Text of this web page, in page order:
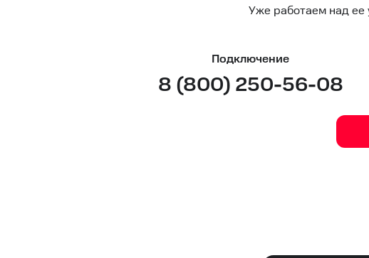
Уже работаем над ее
Подключение
8 (800) 250-56-08